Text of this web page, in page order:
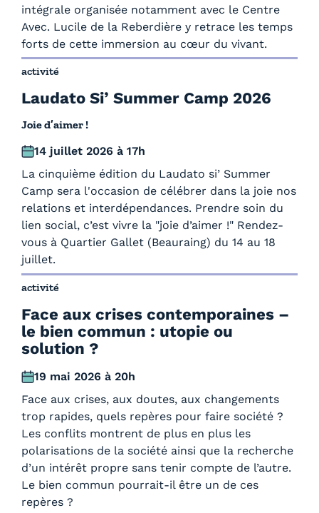
intégrale organisée notamment avec le Centre
Avec. Lucile de la Reberdière y retrace les temps
forts de cette immersion au cœur du vivant.
Laudato Si’ Summer Camp 2026
Joie d’aimer !
activité
14 juillet 2026 à 17h
La cinquième édition du Laudato si’ Summer
Camp sera l'occasion de célébrer dans la joie nos
relations et interdépendances. Prendre soin du
lien social, c’est vivre la "joie d’aimer !" Rendez-
vous à Quartier Gallet (Beauraing) du 14 au 18
juillet.
Face aux crises contemporaines –
le bien commun : utopie ou
solution ?
activité
19 mai 2026 à 20h
Face aux crises, aux doutes, aux changements
trop rapides, quels repères pour faire société ?
Les conflits montrent de plus en plus les
polarisations de la société ainsi que la recherche
d’un intérêt propre sans tenir compte de l’autre.
Le bien commun pourrait-il être un de ces
repères ?